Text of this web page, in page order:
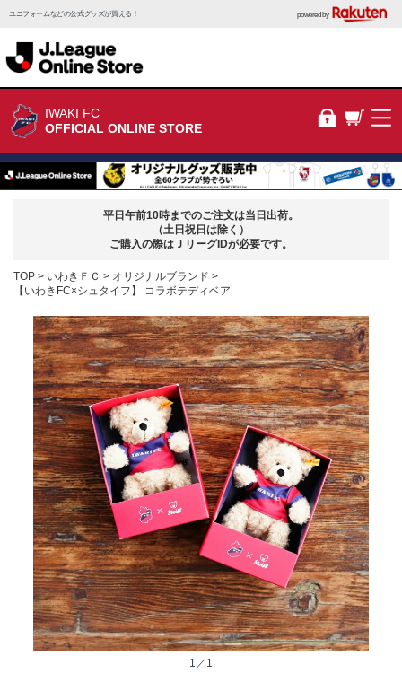
ユニフォームなどの公式グッズが買える！ powered by
IWAKI FC
OFFICIAL ONLINE STORE
平日午前10時までのご注文は当日出荷。
（土日祝日は除く）
ご購入の際はＪリーグIDが必要です。
TOP いわきＦＣ
オリジナルブランド
【いわきFC×シュタイフ】 コラボテディベア
1／1